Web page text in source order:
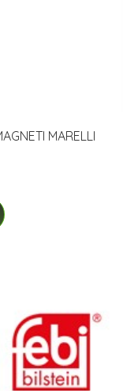
MARELLI